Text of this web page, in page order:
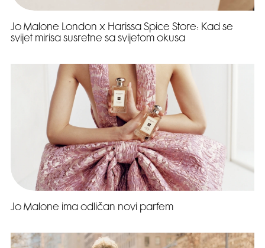
Jo Malone London x Harissa Spice Store: Kad se
svijet mirisa susretne sa svijetom okusa
Jo Malone ima odličan novi parfem